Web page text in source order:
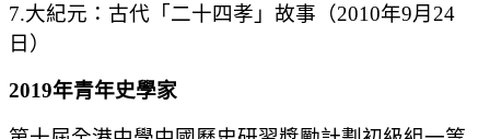
7.大紀元：古代「二十四孝」故事（2010年9月24
日）
2019年青年史學家